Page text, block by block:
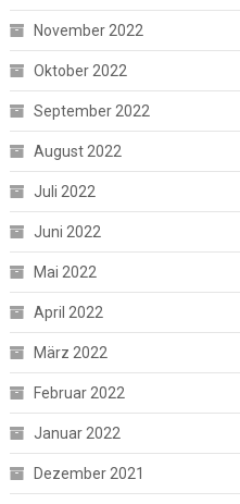
November 2022
Oktober 2022
September 2022
August 2022
Juli 2022
Juni 2022
Mai 2022
April 2022
März 2022
Februar 2022
Januar 2022
Dezember 2021